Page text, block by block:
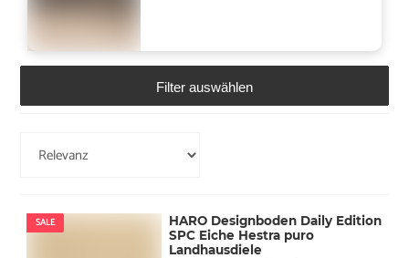
Filter auswählen
SALE
HARO Designboden Daily Edition
SPC Eiche Hestra puro
Landhausdiele